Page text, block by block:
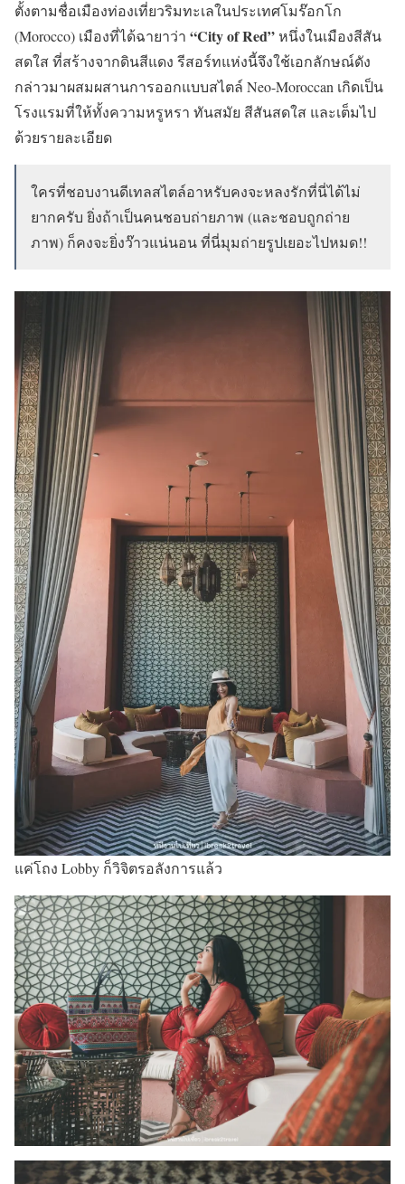
ตั้งตามชื่อเมืองท่องเที่ยวริมทะเลในประเทศโมร๊อกโก
(Morocco) เมืองที่ได้ฉายาว่า “City of Red”หนึ่งในเมืองสีสัน
สดใส ที่สร้างจากดินสีแดง รีสอร์ทแห่งนี้จึงใช้เอกลักษณ์ดัง
กล่าวมาผสมผสานการออกแบบสไตล์ Neo-Moroccan เกิดเป็น
โรงแรมที่ให้ทั้งความหรูหรา ทันสมัย สีสันสดใส และเต็มไป
ด้วยรายละเอียด
ใครที่ชอบงานดีเทลสไตล์อาหรับคงจะหลงรักที่นี่ได้ไม่
ยากครับ ยิ่งถ้าเป็นคนชอบถ่ายภาพ (และชอบถูกถ่าย
ภาพ) ก็คงจะยิ่งว๊าวแน่นอน ที่นี่มุมถ่ายรูปเยอะไปหมด!!
แค่โถง Lobby ก็วิจิตรอลังการแล้ว